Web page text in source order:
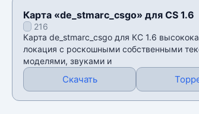
Карта «de_stmarc_csgo» для CS 1.6
216
Карта de_stmarc_csgo для КС 1.6
локация с роскошными собственными
моделями, звуками и
Скачать